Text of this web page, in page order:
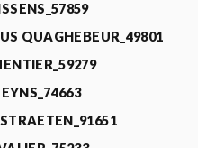
QUAGHEBEUR_49801